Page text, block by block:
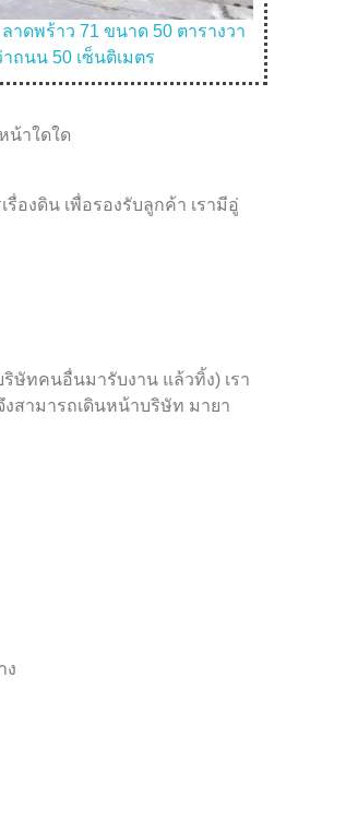
าดพร้าว 71 ขนาด 50 ตารางวา
ถนน 50 เซ็นติเมตร
น้าใดใด
องดิน เพื่อรองรับลูกค้า เรามีอู่
ษัทคนอื่นมารับงาน แล้วทิ้ง) เรา
งสามารถเดินหน้าบริษัท มายา
ง